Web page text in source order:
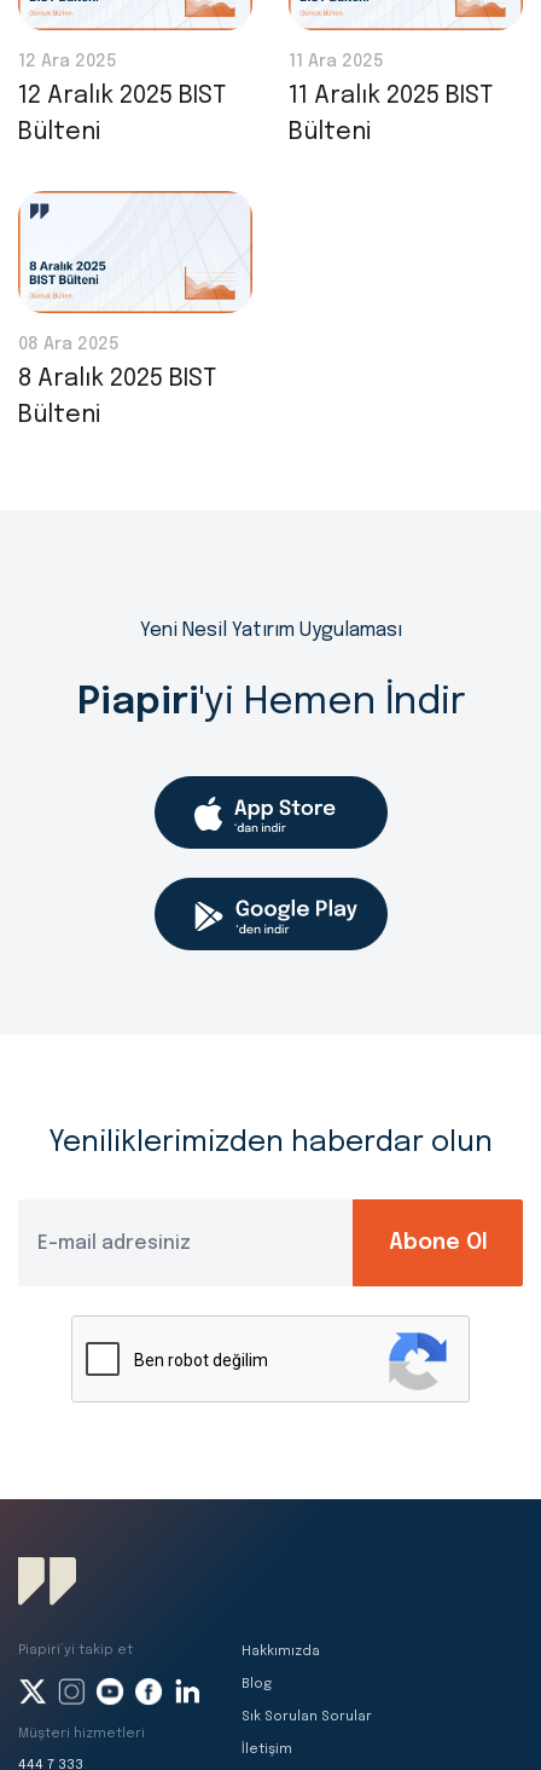
12 Ara 2025
12 Aralık 2025 BIST
Bülteni
11 Ara 2025
11 Aralık 2025 BIST
Bülteni
08 Ara 2025
8 Aralık 2025 BIST
Bülteni
Yeni Nesil Yatırım Uygulaması
Piapiri'yi Hemen İndir
Yeniliklerimizden haberdar olun
Abone Ol
Hakkımızda
Blog
Sık Sorulan Sorular
İletişim
Piapiri’yi takip et
Müşteri hizmetleri
444 7 333